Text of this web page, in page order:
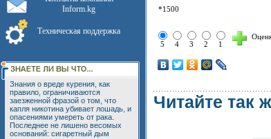
Inform.kg
Техническая поддержка
Знания о вреде курения, как
правило, ограничиваются
заезженной фразой о том, что
капля никотина убивает лошадь, и
опасениями умереть от рака.
Последнее не лишено весомых
оснований: сигаретный дым
*1500
5 4 3 2 1
Читайте так